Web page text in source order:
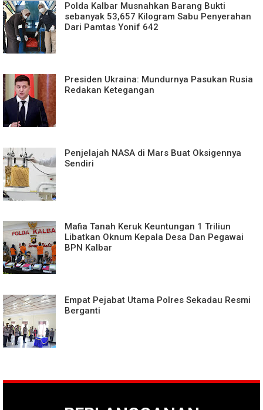
Polda Kalbar Musnahkan Barang Bukti
sebanyak 53,657 Kilogram Sabu Penyerahan
Dari Pamtas Yonif 642
Presiden Ukraina: Mundurnya Pasukan Rusia
Redakan Ketegangan
Penjelajah NASA di Mars Buat Oksigennya
Sendiri
Mafia Tanah Keruk Keuntungan 1 Triliun
Libatkan Oknum Kepala Desa Dan Pegawai
BPN Kalbar
Empat Pejabat Utama Polres Sekadau Resmi
Berganti